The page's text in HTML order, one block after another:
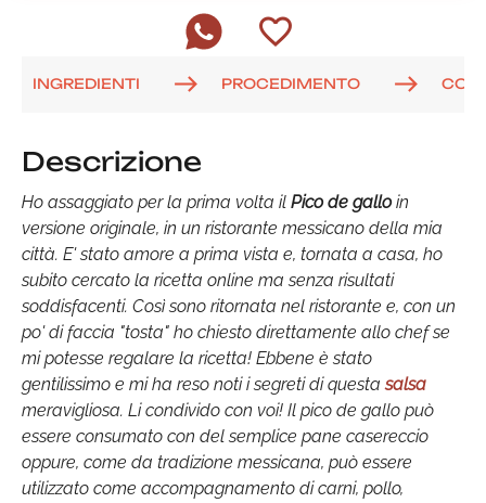
INGREDIENTI PROCEDIMENTO
Descrizione
Ho assaggiato per la prima volta il Pico de galloin
versione originale, in un ristorante messicano della mia
città. E' stato amore a prima vista e, tornata a casa, ho
subito cercato la ricetta online ma senza risultati
soddisfacenti. Così sono ritornata nel ristorante e, con un
po' di faccia "tosta" ho chiesto direttamente allo chef se
mi potesse regalare la ricetta! Ebbene è stato
gentilissimo e mi ha reso noti i segreti di questasalsa
meravigliosa. Li condivido con voi! Il pico de gallo può
essere consumato con del semplice pane casereccio
oppure, come da tradizione messicana, può essere
utilizzato come accompagnamento di carni, pollo,